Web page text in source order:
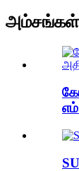
அம்சங்கள்